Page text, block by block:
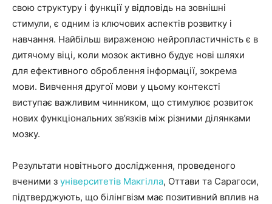
свою структуру і функції у відповідь на зовнішні
стимули, є одним із ключових аспектів розвитку і
навчання. Найбільш вираженою нейропластичність є в
дитячому віці, коли мозок активно будує нові шляхи
для ефективного оброблення інформації, зокрема
мови. Вивчення другої мови у цьому контексті
виступає важливим чинником, що стимулює розвиток
нових функціональних зв’язків між різними ділянками
мозку.
Результати новітнього дослідження, проведеного
вченими з університетів Макгілла, Оттави та Сарагоси,
підтверджують, що білінгвізм має позитивний вплив на